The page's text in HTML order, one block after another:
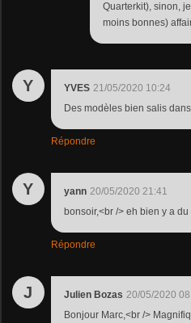
Quarterkit), sinon,
moins bonnes)
Y YVES 21/05/2020 10:24
Des modèles bien salis
Répondre
Y yann 20/05/2020 21:41
bonsoir,<br /> eh bien y a
Répondre
J Julien Bozas 20/05/2020
Bonjour Marc,<br />